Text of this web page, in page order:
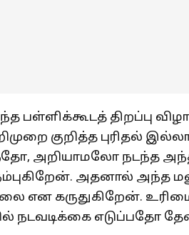
பள்ளிக்கூடத் திறப்பு
குறித்த புரிதல்
அறியாமலோ நடந்த அந்த
அதனால் அந்த
என கருதுகிறேன். உரிமை
நடவடிக்கை எடுப்பதோ